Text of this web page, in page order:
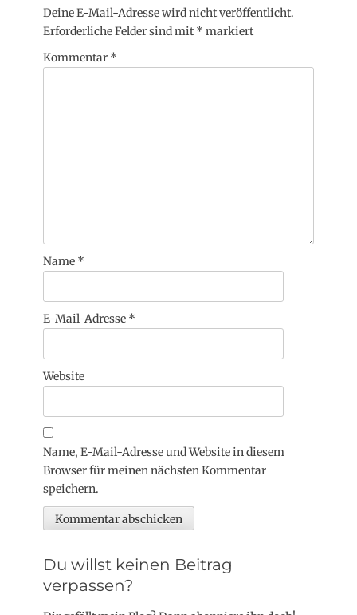
Deine E-Mail-Adresse wird nicht veröffentlicht.
Erforderliche Felder sind mit * markiert
Kommentar *
Name *
E-Mail-Adresse *
Website
Name, E-Mail-Adresse und Website in diesem
Browser für meinen nächsten Kommentar
speichern.
Du willst keinen Beitrag
verpassen?